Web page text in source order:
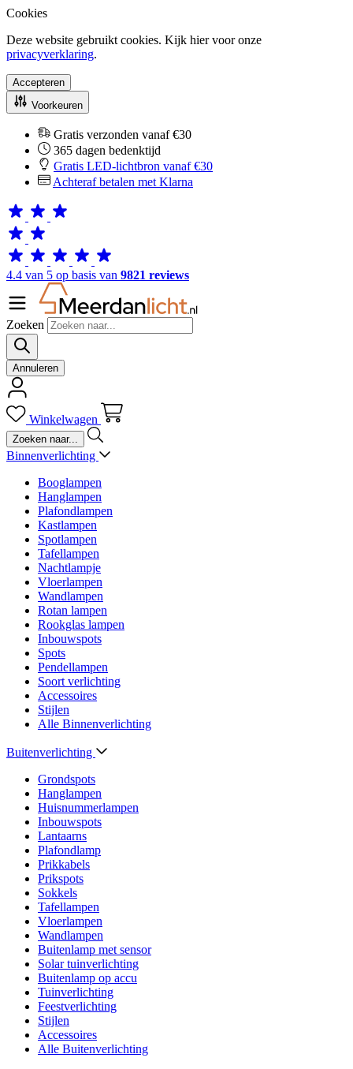
Cookies
Deze website gebruikt cookies. Kijk hier voor onze
privacyverklaring.
Accepteren
Voorkeuren
Gratis verzonden vanaf €30
365 dagen bedenktijd
Gratis LED-lichtbron vanaf €30
Achteraf betalen met Klarna
4.4 van 5 op basis van 9821 reviews
Zoeken
Annuleren
Winkelwagen
Binnenverlichting
Booglampen
Hanglampen
Plafondlampen
Kastlampen
Spotlampen
Tafellampen
Nachtlampje
Vloerlampen
Wandlampen
Rotan lampen
Rookglas lampen
Inbouwspots
Spots
Pendellampen
Soort verlichting
Accessoires
Stijlen
Alle Binnenverlichting
Buitenverlichting
Grondspots
Hanglampen
Huisnummerlampen
Inbouwspots
Lantaarns
Plafondlamp
Prikkabels
Prikspots
Sokkels
Tafellampen
Vloerlampen
Wandlampen
Buitenlamp met sensor
Solar tuinverlichting
Buitenlamp op accu
Tuinverlichting
Feestverlichting
Stijlen
Accessoires
Alle Buitenverlichting